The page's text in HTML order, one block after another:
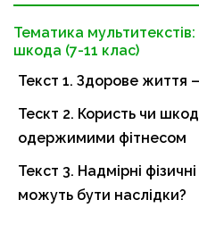
Тематика
шкода (7-11 клас)
Текст 1. Здорове життя
Тескт 2. Користь чи
одержимими фітнесом
Текст 3. Надмірні
можуть бути наслідки?